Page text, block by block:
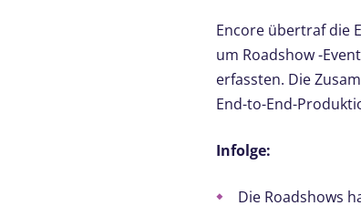
Encore übertraf die
um Roadshow -
erfassten. Die
End-to-End-
Infolge:
Die Roadshows